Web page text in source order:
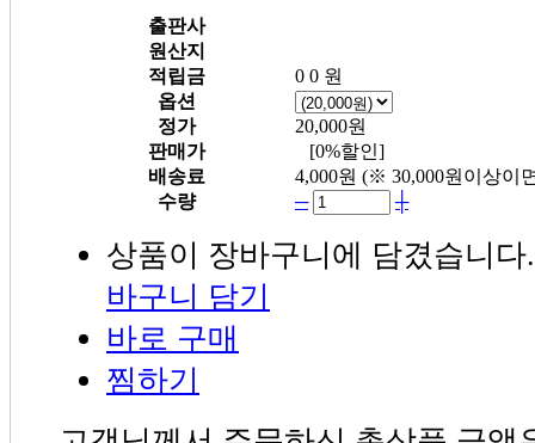
출판사
원산지
적립금
0 0 원
옵션
정가
20,000원
판매가
[0%할인]
배송료
4,000원 (※ 30,000원이상이
수량
─ ┼
상품이 장바구니에 담겼습니다.
바구니 담기
바로 구매
찜하기